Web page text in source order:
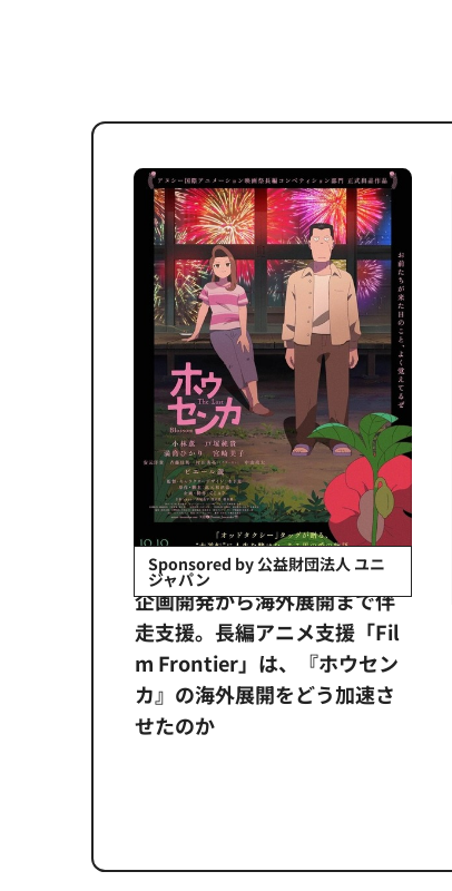
Sponsored by 公益財団法人 ユニ
ジャパン
企画開発から海外展開まで伴
走支援。長編アニメ支援「Fil
m Frontier」は、『ホウセン
カ』の海外展開をどう加速さ
せたのか